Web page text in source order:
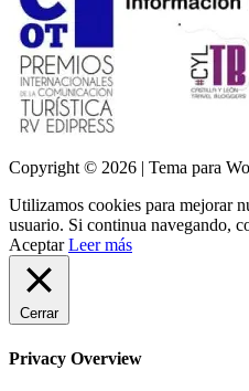
Copyright © 2026 | Tema para
Utilizamos cookies para mejorar
usuario. Si continua navegando,
Aceptar Leer más
Cerrar
Privacy Overview